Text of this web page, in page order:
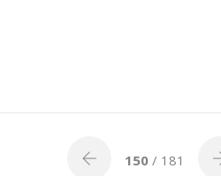
150 / 181